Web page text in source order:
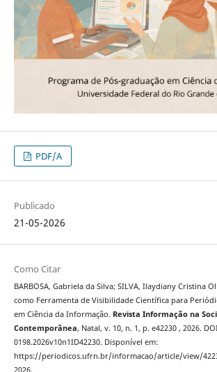
PDF/A
Publicado
21-05-2026
Como Citar
BARBOSA, Gabriela da Silva; SILVA, Ilaydiany Cristina
como Ferramenta de Visibilidade Científica para
em Ciência da Informação. Revista Informação na
Contemporânea, Natal, v. 10, n. 1, p. e42230 , 2026.
0198.2026v10n1ID42230. Disponível em:
https://periodicos.ufrn.br/informacao/article/view/
2026.